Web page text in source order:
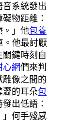
音系統發出
物距離：
。」他包養
。他最討厭
鍵時刻自
心網們來判
雕像之間的
澀的耳朵包
出低語：
」何手殘感